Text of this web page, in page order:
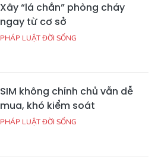
Xây “lá chắn” phòng cháy
ngay từ cơ sở
PHÁP LUẬT ĐỜI SỐNG
SIM không chính chủ vẫn dễ
mua, khó kiểm soát
PHÁP LUẬT ĐỜI SỐNG